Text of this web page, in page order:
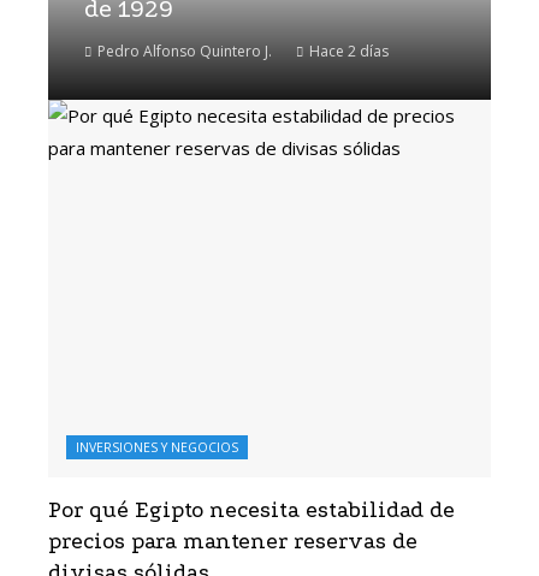
de 1929
Pedro Alfonso Quintero J. Hace 2 días
INVERSIONES Y NEGOCIOS
Por qué Egipto necesita estabilidad de
precios para mantener reservas de